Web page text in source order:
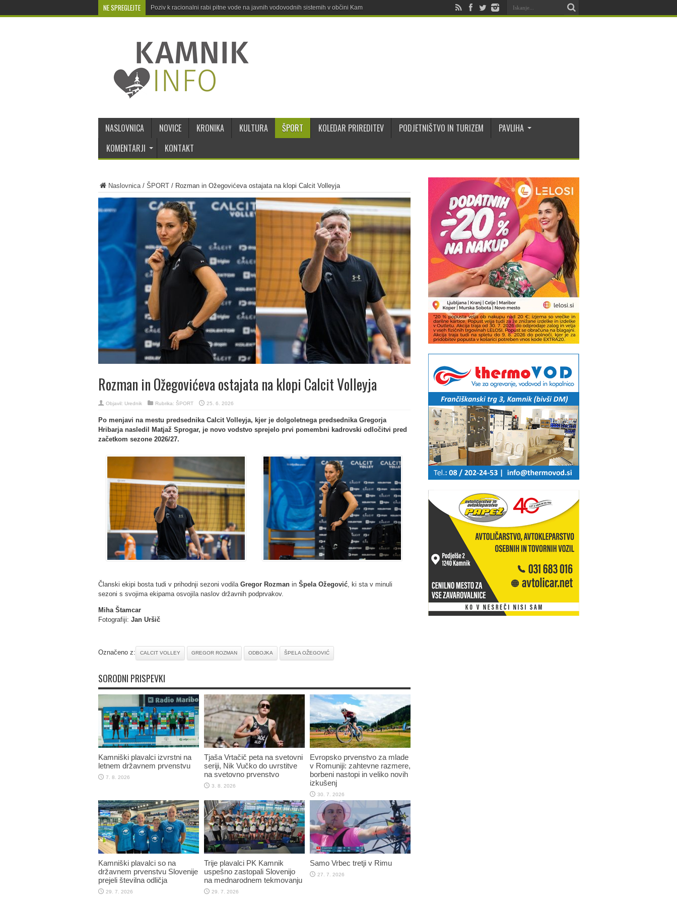
NE SPREGLEJTE Poziv k racionalni rabi pitne vode na javnih vodovodnih sistemih v občini Kamnik
NASLOVNICA NOVICE KRONIKA KULTURA ŠPORT KOLEDAR PRIREDITEV PODJETNIŠTVO IN TURIZEM
PAVLIHA
KOMENTARJI
KONTAKT
Naslovnica/ ŠPORT/ Rozman in Ožegovićeva ostajata na klopi Calcit Volleyja
Rozman in Ožegovićeva ostajata na klopi Calcit Volleyja
Objavil: Urednik Rubrika: ŠPORT 25. 6. 2026
Po menjavi na mestu predsednika Calcit Volleyja, kjer je dolgoletnega predsednika Gregorja
Hribarja nasledil Matjaž Sprogar, je novo vodstvo sprejelo prvi pomembni kadrovski odločitvi pred
začetkom sezone 2026/27.
Članski ekipi bosta tudi v prihodnji sezoni vodila Gregor Rozmanin Špela Ožegović, ki sta v minuli
sezoni s svojima ekipama osvojila naslov državnih podprvakov.
Miha Štamcar
Fotografiji: Jan Uršič
Označeno z: CALCIT VOLLEY GREGOR ROZMAN ODBOJKA ŠPELA OŽEGOVIĆ
SORODNI PRISPEVKI
Kamniški plavalci izvrstni na
letnem državnem prvenstvu
7. 8. 2026
Tjaša Vrtačič peta na svetovni
seriji, Nik Vučko do uvrstitve
na svetovno prvenstvo
3. 8. 2026
Evropsko prvenstvo za mlade
v Romuniji: zahtevne razmere,
borbeni nastopi in veliko novih
izkušenj
30. 7. 2026
Kamniški plavalci so na
državnem prvenstvu Slovenije
prejeli številna odličja
29. 7. 2026
Trije plavalci PK Kamnik
uspešno zastopali Slovenijo
na mednarodnem tekmovanju
29. 7. 2026
Samo Vrbec tretji v Rimu
27. 7. 2026